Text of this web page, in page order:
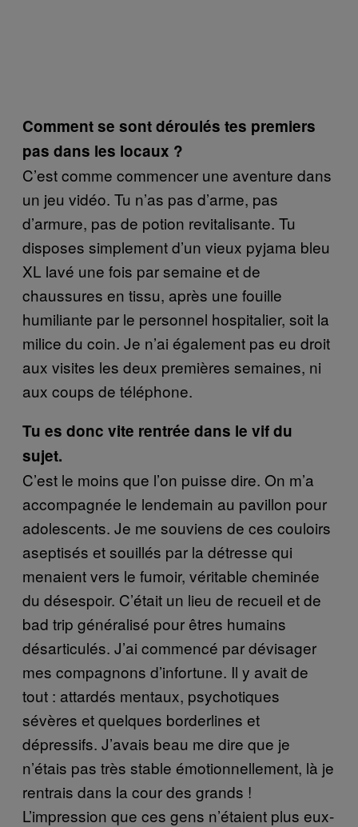
Comment se sont déroulés tes premiers
pas dans les locaux ?
C’est comme commencer une aventure dans
un jeu vidéo. Tu n’as pas d’arme, pas
d’armure, pas de potion revitalisante. Tu
disposes simplement d’un vieux pyjama bleu
XL lavé une fois par semaine et de
chaussures en tissu, après une fouille
humiliante par le personnel hospitalier, soit la
milice du coin. Je n’ai également pas eu droit
aux visites les deux premières semaines, ni
aux coups de téléphone.
Tu es donc vite rentrée dans le vif du
sujet.
C’est le moins que l’on puisse dire. On m’a
accompagnée le lendemain au pavillon pour
adolescents. Je me souviens de ces couloirs
aseptisés et souillés par la détresse qui
menaient vers le fumoir, véritable cheminée
du désespoir. C’était un lieu de recueil et de
bad trip généralisé pour êtres humains
désarticulés. J’ai commencé par dévisager
mes compagnons d’infortune. Il y avait de
tout : attardés mentaux, psychotiques
sévères et quelques borderlines et
dépressifs. J’avais beau me dire que je
n’étais pas très stable émotionnellement, là je
rentrais dans la cour des grands !
L’impression que ces gens n’étaient plus eux-